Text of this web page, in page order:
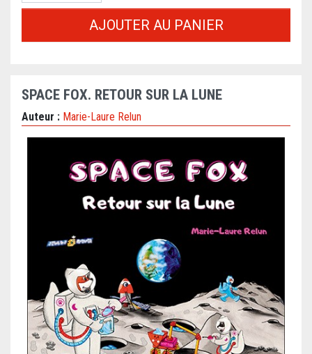
AJOUTER AU PANIER
SPACE FOX. RETOUR SUR LA LUNE
Auteur : Marie-Laure Relun